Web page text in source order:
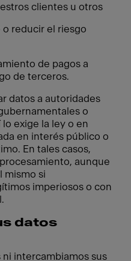
clientes u otros
reducir el riesgo
de pagos a
de terceros.
datos a autoridades
o
exige la ley o en
en interés público o
En tales casos,
aunque
mismo si
imperiosos o con
datos
ni intercambiamos sus